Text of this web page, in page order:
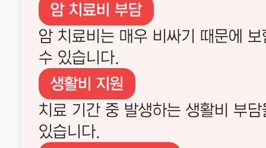
암 치료비 부담
암 치료비는 매우 비싸기 때문에
수 있습니다.
생활비 지원
치료 기간 중 발생하는 생활비 부
있습니다.